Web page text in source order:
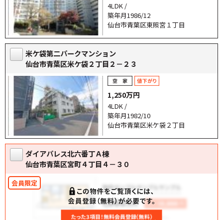
4LDK /
築年月1986/12
仙台市青葉区東照宮１丁目
米ケ袋第二パークマンション
仙台市青葉区米ケ袋２丁目２－２３
1,250万円
4LDK /
築年月1982/10
仙台市青葉区米ケ袋２丁目
ダイアパレス北六番丁Ａ棟
仙台市青葉区宮町４丁目４－３０